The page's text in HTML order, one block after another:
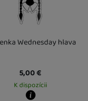
Wednesday hlava
5,00€
K dispozícii